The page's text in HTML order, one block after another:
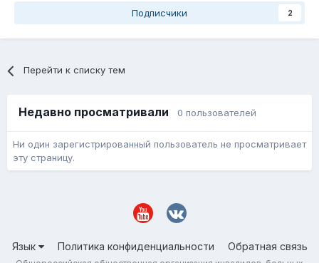
Подписчики 2
Перейти к списку тем
Недавно просматривали 0 пользователей
Ни один зарегистрированный пользователь не просматривает
эту страницу.
Язык Политика конфиденциальности Обратная связь